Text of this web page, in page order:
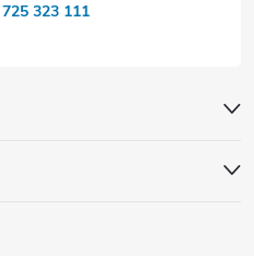
323 111